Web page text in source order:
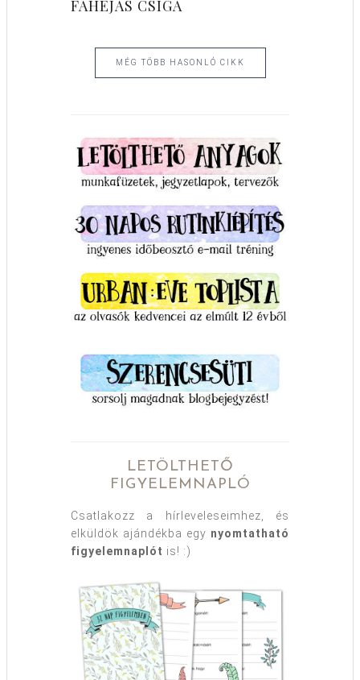
FAHÉJAS CSIGA
MÉG TÖBB HASONLÓ CIKK
LETÖLTHETŐ
FIGYELEMNAPLÓ
Csatlakozz a hírleveleseimhez, és
elküldök ajándékba egy nyomtatható
figyelemnaplót is! :)